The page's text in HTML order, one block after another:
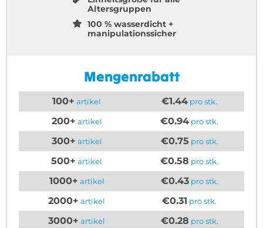
Altersgruppen
100 % wasserdicht +
manipulationssicher
Mengenrabatt
100+ artikel €1.44 pro stk.
200+ artikel €0.94 pro stk.
300+ artikel €0.75 pro stk.
500+ artikel €0.58 pro stk.
1000+ artikel €0.43pro stk.
2000+ artikel €0.31 pro stk.
3000+ artikel €0.28 pro stk.